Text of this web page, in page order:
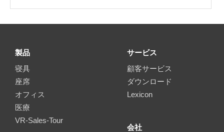
製品
寝具
座席
オフィス
医療
VR-Sales-Tour
サービス
顧客サービス
ダウンロード
Lexicon
会社